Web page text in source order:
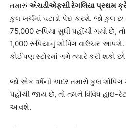
તમારું એચડીએફસી રેગલિયા પ્રથમ
કુલ ખર્ચમાં ઘટાડો પેદા કરશે. જો કુલ છ
75,000 રૂપિયા સુધી પહોંચી ગયો છે,
1,000 રૂપિયાનું શોપિંગ વાઉચર
કોઈપણ સ્ટોરમાં ગમે ત્યારે કરી શકો છો.
જો એક વર્ષની અંદર તમારો કુલ શોપિંગ
પહોંચી જાય છે, તો તમને વિવિધ
આવશે.